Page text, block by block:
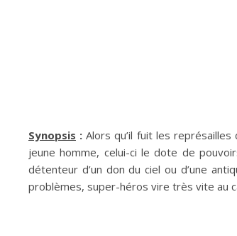
Synopsis :Alors qu’il fuit les représailles
jeune homme, celui-ci le dote de
détenteur d’un don du ciel ou d’une
problèmes, super-héros vire très vite au